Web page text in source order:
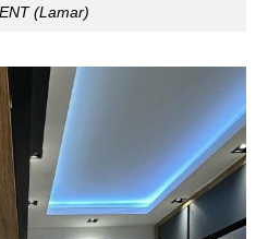
(Lamar)